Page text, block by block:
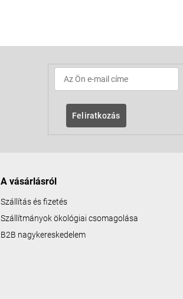
Feliratkozás
A vásárlásról
Szállítás és fizetés
Szállítmányok ökológiai csomagolása
B2B nagykereskedelem